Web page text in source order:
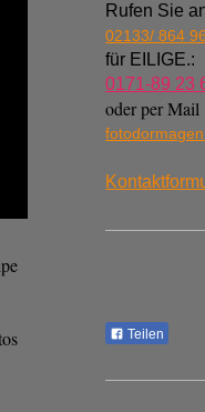
Rufen Sie
02133/ 864
für EILIGE.:
0171-89 23
oder per Mail
Teilen